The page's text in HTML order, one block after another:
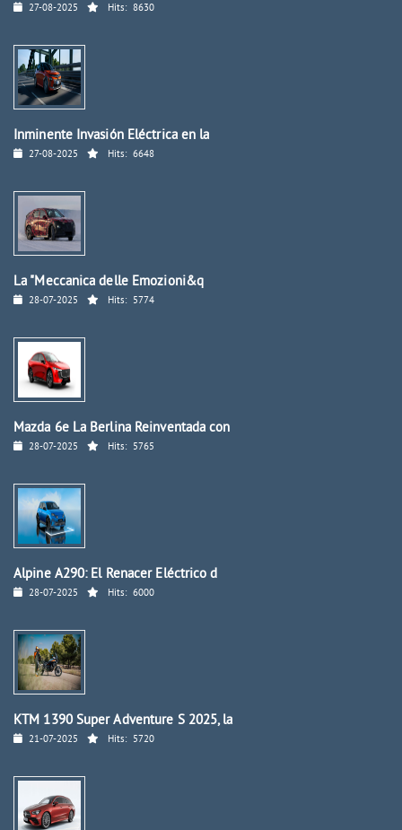
27-08-2025 Hits: 8630
Inminente Invasión Eléctrica en la
27-08-2025 Hits: 6648
La "Meccanica delle Emozioni&q
28-07-2025 Hits: 5774
Mazda 6e La Berlina Reinventada con
28-07-2025 Hits: 5765
Alpine A290: El Renacer Eléctrico d
28-07-2025 Hits: 6000
KTM 1390 Super Adventure S 2025, la
21-07-2025 Hits: 5720